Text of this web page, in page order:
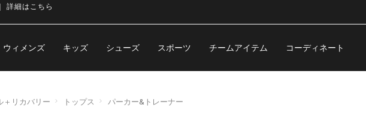
詳細はこちら
ウィメンズ キッズ シューズ スポーツ チームアイテム コーディネート
＋リカバリー トップス パーカー&トレーナー